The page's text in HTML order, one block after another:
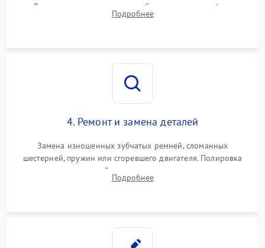
Диагностика электромотора, блока управления (для
компьютерных машин), нитевдевателя и механизма
Подробнее
4. Ремонт и замена деталей
Замена изношенных зубчатых ремней, сломанных
шестерней, пружин или сгоревшего двигателя. Полировка
челночного устройства для устранения заусенцев.
Восстановление контактов в педали и пайка элементов на
Подробнее